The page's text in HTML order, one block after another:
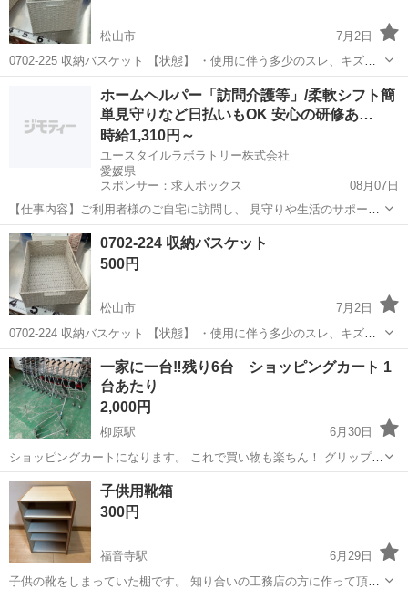
松山市
7月2日
0702-225 収納バスケット 【状態】 ・使用に伴う多少のスレ、キズ、
落としきれない汚れなどございます ・詳細は現地でご確認ください ・
お値引きは出来かねますのでご了承願います ※中古品のため、状態に
現地
ホームヘルパー「訪問介護等」/柔軟シフト簡
単見守りなど日払いもOK 安心の研修あ…
時給1,310円～
ユースタイルラボラトリー株式会社
愛媛県
スポンサー：求人ボックス
08月07日
【仕事内容】ご利用者様のご自宅に訪問し、 見守りや生活のサポート
を行う 訪問介護のお仕事です! 未経験から始める方が8割です! 具体的
な内容 ・見守り ・食事介助 ・身の回りの整理整頓 ・洗濯物の片付け
・痰の吸引 ・身体を清潔に...
アルバイト・パート
0702-224 収納バスケット
500円
松山市
7月2日
0702-224 収納バスケット 【状態】 ・使用に伴う多少のスレ、キズ、
落としきれない汚れなどございます ・詳細は現地でご確認ください ・
お値引きは出来かねますのでご了承願います ※中古品のため、状態に
つ...
愛媛 松山市 収納家具 現地
一家に一台‼️残り6台 ショッピングカート 1
台あたり
2,000円
柳原駅
6月30日
ショッピングカートになります。 これで買い物も楽ちん！ グリップ部
分が劣化しています。 取引完了後はNC/NRでお願いします。
愛媛 松山市 柳原駅
子供用靴箱
300円
福音寺駅
6月29日
子供の靴をしまっていた棚です。 知り合いの工務店の方に作って頂き